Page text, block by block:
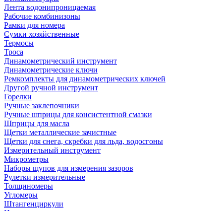
Лента водонипроницаемая
Рабочие комбинизоны
Рамки для номера
Сумки хозяйственные
Термосы
Троса
Динамометрический инструмент
Динамометрические ключи
Ремкомплекты для динамометрических ключей
Другой ручной инструмент
Горелки
Ручные заклепочники
Ручные шприцы для консистентной смазки
Шприцы для масла
Щетки металлические зачистные
Щетки для снега, скребки для льда, водосгоны
Измерительный инструмент
Микрометры
Наборы щупов для измерения зазоров
Рулетки измерительные
Толщиномеры
Угломеры
Штангенциркули